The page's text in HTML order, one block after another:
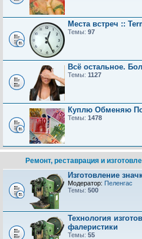
Места встреч ::
Темы: 97
Всё остальное.
Темы: 1127
Куплю Обменяю
Темы: 1478
Ремонт, реставрация и
Изготовление
Модератор: Пеленгас
Темы: 500
Технология
фалеристики
Темы: 55